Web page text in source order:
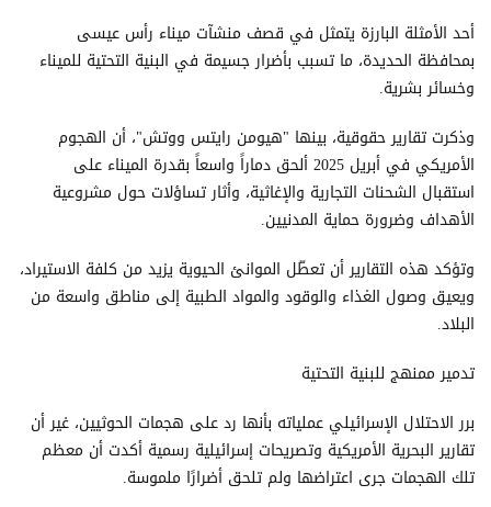
أحد الأمثلة البارزة يتمثل في قصف منشآت ميناء رأس عيسى
بمحافظة الحديدة، ما تسبب بأضرار جسيمة في البنية التحتية للميناء
وخسائر بشرية.
وذكرت تقارير حقوقية، بينها "هيومن رايتس ووتش"، أن الهجوم
الأمريكي في أبريل 2025 ألحق دماراً واسعاً بقدرة الميناء على
استقبال الشحنات التجارية والإغاثية، وأثار تساؤلات حول مشروعية
الأهداف وضرورة حماية المدنيين.
وتؤكد هذه التقارير أن تعطّل الموانئ الحيوية يزيد من كلفة الاستيراد،
ويعيق وصول الغذاء والوقود والمواد الطبية إلى مناطق واسعة من
البلاد.
تدمير ممنهج للبنية التحتية
برر الاحتلال الإسرائيلي عملياته بأنها رد على هجمات الحوثيين، غير أن
تقارير البحرية الأمريكية وتصريحات إسرائيلية رسمية أكدت أن معظم
تلك الهجمات جرى اعتراضها ولم تلحق أضرارًا ملموسة.